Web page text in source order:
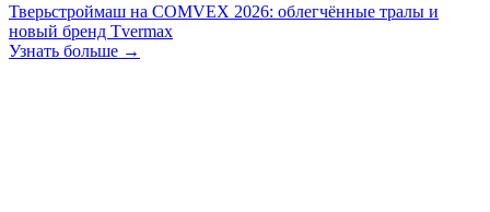
Тверьстроймаш на COMVEX 2026: облегчённые тралы и
новый бренд Tvermax
Узнать больше →